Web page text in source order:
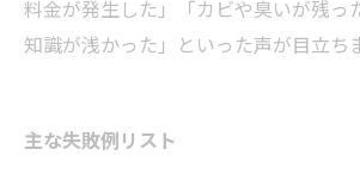
料金が発生した」「カビや臭いが残っ
知識が浅かった」といった声が目立ち
主な失敗例リスト